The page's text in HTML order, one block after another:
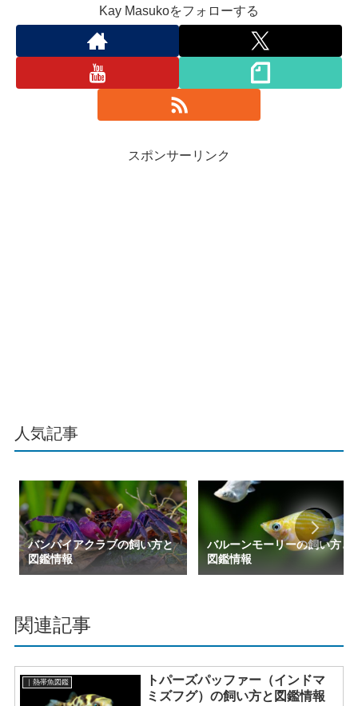
Kay Masukoをフォローする
スポンサーリンク
人気記事
バンパイアクラブの飼い方と
図鑑情報
バルーンモーリーの飼い方と
図鑑情報
関連記事
｜熱帯魚図鑑
トパーズパッファー（インドマ
ミズフグ）の飼い方と図鑑情報